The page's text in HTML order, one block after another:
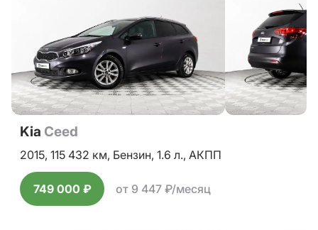
Kia Ceed
2015, 115 432 км, Бензин, 1.6 л., АКПП
749 000 ₽ от 9 447 ₽/месяц